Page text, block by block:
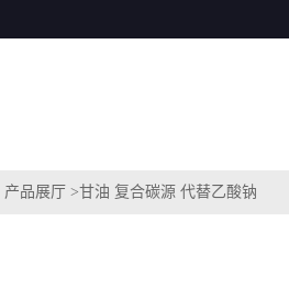
产品展厅 >甘油 复合碳源 代替乙酸钠